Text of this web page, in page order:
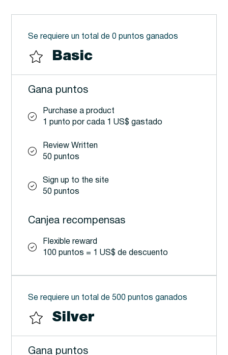
Basic
Se requiere un total de 0 puntos ganados
Gana puntos
Purchase a product
1 punto por cada 1 US$ gastado
Review Written
50 puntos
Sign up to the site
50 puntos
Canjea recompensas
Flexible reward
100 puntos = 1 US$ de descuento
Silver
Se requiere un total de 500 puntos ganados
Gana puntos